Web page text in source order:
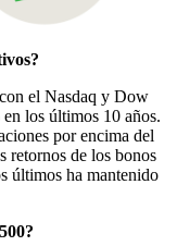
el Nasdaq y Dow
los últimos 10 años.
por encima del
de los bonos
últimos ha mantenido